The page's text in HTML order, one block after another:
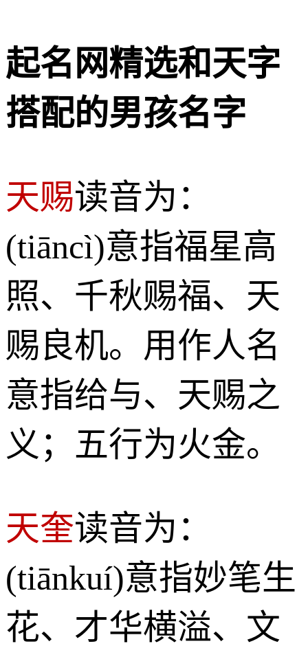
起名网精选和天字
搭配的男孩名字
天赐读音为：
(tiāncì)意指福星高
照、千秋赐福、天
赐良机。用作人名
意指给与、天赐之
义；五行为火金。
天奎读音为：
(tiānkuí)意指妙笔生
花、才华横溢、文